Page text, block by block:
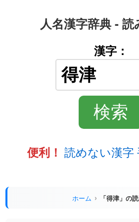
人名漢字辞典 - 読
漢字：
便利！ 読めない漢字
ホーム 「得津」の